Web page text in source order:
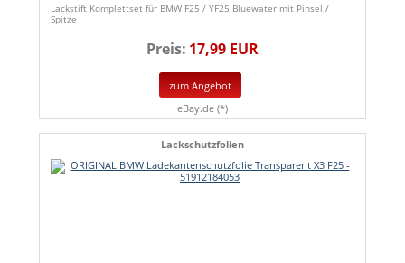
Lackstift Komplettset für BMW F25 / YF25 Bluewater mit Pinsel /
Spitze
Preis: 17,99 EUR
zum Angebot
eBay.de (*)
Lackschutzfolien